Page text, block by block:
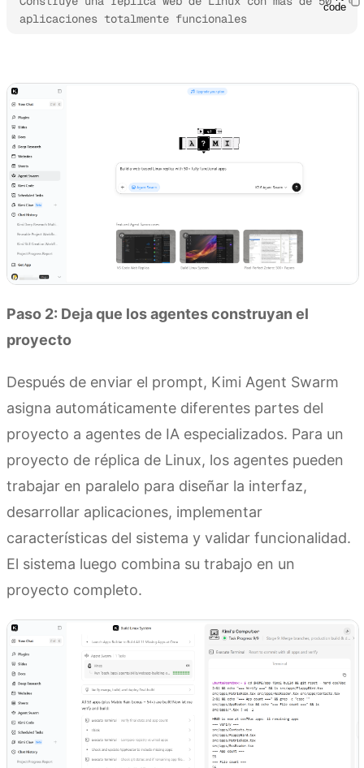
aplicaciones totalmente funcionales
code
Paso 2: Deja que los agentes construyan el
proyecto
Después de enviar el prompt, Kimi Agent Swarm
asigna automáticamente diferentes partes del
proyecto a agentes de IA especializados. Para un
proyecto de réplica de Linux, los agentes pueden
trabajar en paralelo para diseñar la interfaz,
desarrollar aplicaciones, implementar
características del sistema y validar funcionalidad.
El sistema luego combina su trabajo en un
proyecto completo.